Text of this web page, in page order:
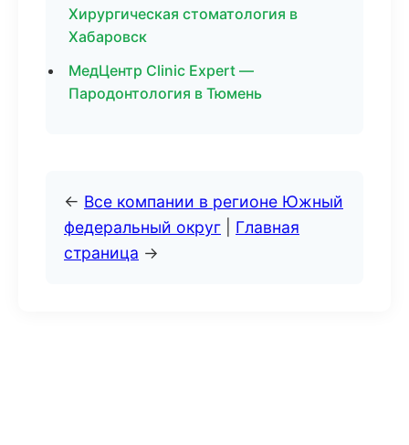
Хирургическая стоматология в
Хабаровск
МедЦентр Clinic Expert —
Пародонтология в Тюмень
← Все компании в регионе Южный
федеральный округ
Главная
страница →